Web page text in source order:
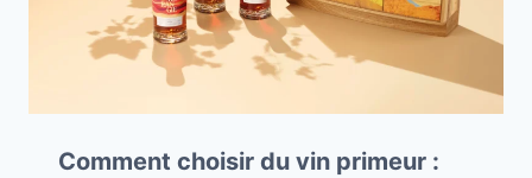
Comment choisir du vin primeur :